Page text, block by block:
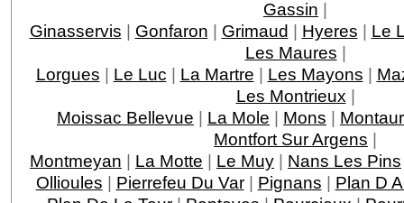
Gassin |
Ginasservis | Gonfaron | Grimaud | Hyeres | Le
Les Maures |
Lorgues | Le Luc | La Martre | Les Mayons |
Les Montrieux |
Moissac Bellevue | La Mole | Mons |
Montfort Sur Argens |
Montmeyan | La Motte | Le Muy | Nans Les Pins
Ollioules | Pierrefeu Du Var| Pignans | Plan D